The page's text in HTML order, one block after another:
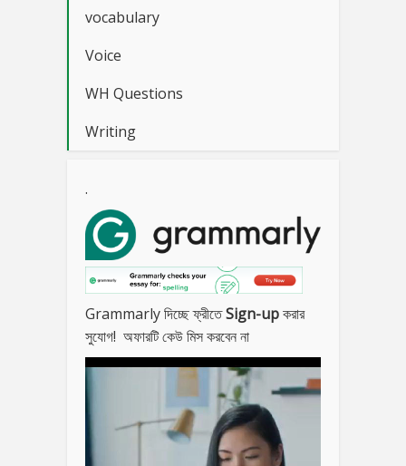
vocabulary
Voice
WH Questions
Writing
.
Grammarly দিচ্ছে ফ্রীতেSign-upকরার
সুযোগ! অফারটি কেউ মিস করবেন না